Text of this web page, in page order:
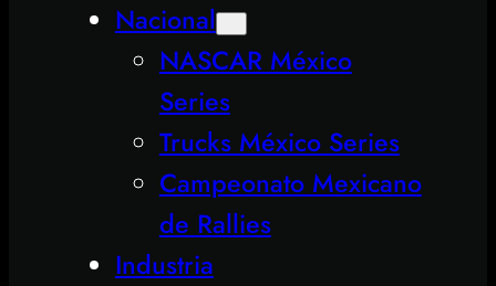
Nacional
NASCAR México
Series
Trucks México Series
Campeonato Mexicano
de Rallies
Industria